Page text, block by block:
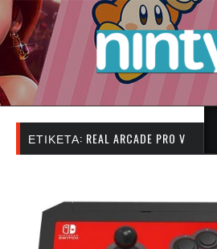
ΕΤΙΚΈΤΑ: REAL ARCADE PRO V